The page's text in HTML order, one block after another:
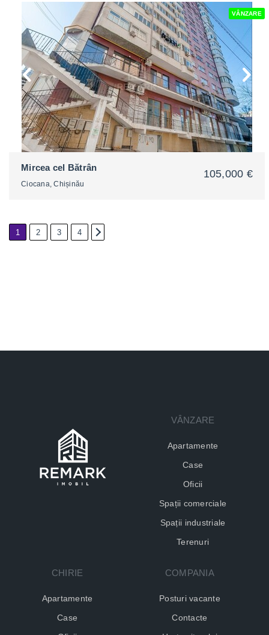
2
VÂNZARE
Mircea cel Bătrân
Ciocana, Chișinău
105,000 €
1 2 3 4
VÂNZARE
Apartamente
Case
Oficii
Spații comerciale
Spații industriale
Terenuri
CHIRIE
Apartamente
Case
COMPANIA
Posturi vacante
Contacte